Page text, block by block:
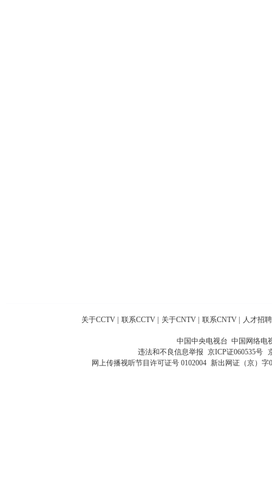
关于CCTV 联系CCTV 关于CNTV 联系CNTV 人才招聘
中国中央电视台 中国网络电
违法和不良信息举报 京ICP证060535号
网上传播视听节目许可证号 0102004 新出网证（京）